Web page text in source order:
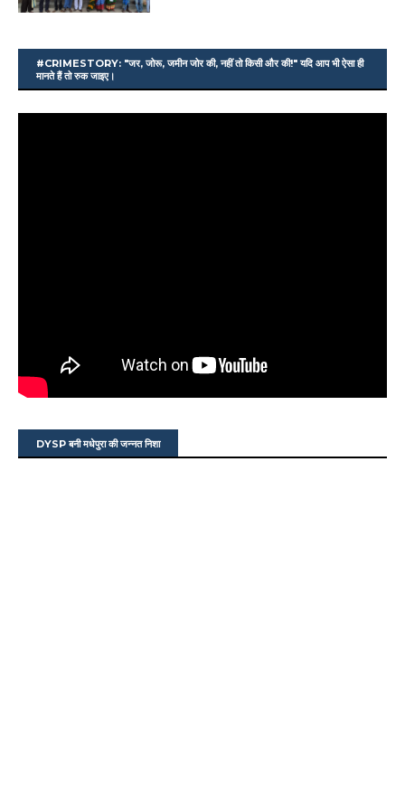
#CRIMESTORY: "जर, जोरू, जमीन जोर की, नहीं तो किसी और की!" यदि आप भी ऐसा ही
मानते हैं तो रुक जाइए।
DYSP बनी मधेपुरा की जन्नत निशा